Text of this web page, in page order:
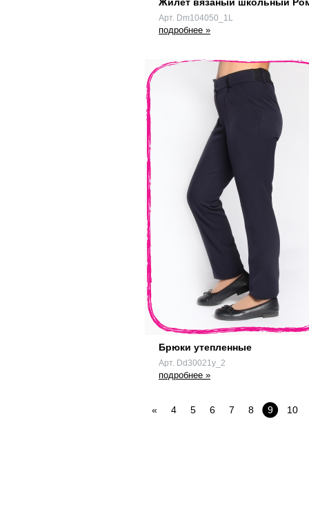
Арт. Dm104050_1L
подробнее »
Брюки утепленные
Арт. Dd30021y_2
подробнее »
« 4 5 6 7 8 9 10